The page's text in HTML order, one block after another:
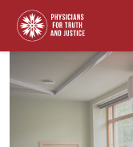
to
content